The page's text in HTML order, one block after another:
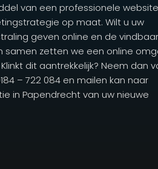
van een professionele
op maat. Wilt u uw
geven online en de
samen zetten we een online
dit aantrekkelijk? Neem dan
– 722 084 en mailen kan naar
in Papendrecht van uw nieuwe